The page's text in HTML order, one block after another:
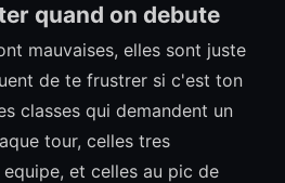
quand on debute
mauvaises, elles sont juste
de te frustrer si c'est ton
classes qui demandent un
tour, celles tres
et celles au pic de